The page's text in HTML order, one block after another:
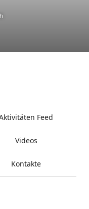
Feed
Videos
Kontakte